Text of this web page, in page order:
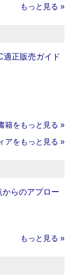
もっと見る »
適正販売ガイド
籍をもっと見る »
アをもっと見る »
らのアプロー
もっと見る »